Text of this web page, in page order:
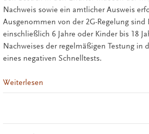
Nachweis sowie ein amtlicher Ausweis
Ausgenommen von der 2G-Regelung sind
einschließlich 6 Jahre oder Kinder bis 18
Nachweises der regelmäßigen Testung in
eines negativen Schnelltests.
Weiterlesen